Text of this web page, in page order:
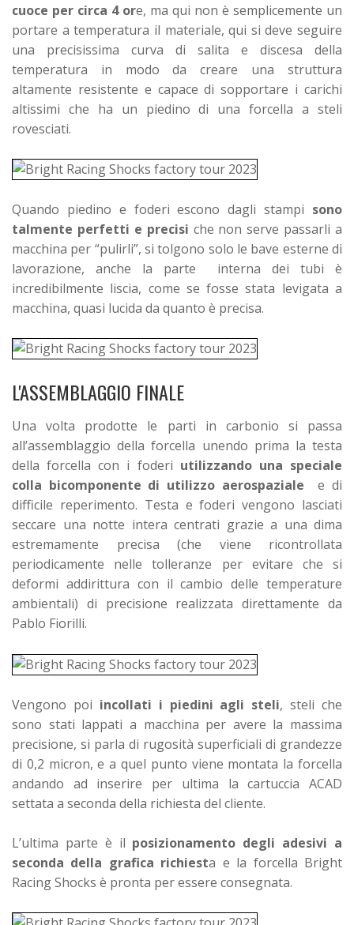
cuoce per circa 4 ore, ma qui non è semplicemente un
portare a temperatura il materiale, qui si deve seguire
una precisissima curva di salita e discesa della
temperatura in modo da creare una struttura
altamente resistente e capace di sopportare i carichi
altissimi che ha un piedino di una forcella a steli
rovesciati.
Quando piedino e foderi escono dagli stampi sono
talmente perfetti e precisi che non serve passarli a
macchina per “pulirli”, si tolgono solo le bave esterne di
lavorazione, anche la parte interna dei tubi è
incredibilmente liscia, come se fosse stata levigata a
macchina, quasi lucida da quanto è precisa.
L'ASSEMBLAGGIO FINALE
Una volta prodotte le parti in carbonio si passa
all’assemblaggio della forcella unendo prima la testa
della forcella con i foderi utilizzando una speciale
colla bicomponente di utilizzo aerospaziale e di
difficile reperimento. Testa e foderi vengono lasciati
seccare una notte intera centrati grazie a una dima
estremamente precisa (che viene ricontrollata
periodicamente nelle tolleranze per evitare che si
deformi addirittura con il cambio delle temperature
ambientali) di precisione realizzata direttamente da
Pablo Fiorilli.
Vengono poi incollati i piedini agli steli, steli che
sono stati lappati a macchina per avere la massima
precisione, si parla di rugosità superficiali di grandezze
di 0,2 micron, e a quel punto viene montata la forcella
andando ad inserire per ultima la cartuccia ACAD
settata a seconda della richiesta del cliente.
L’ultima parte è il posizionamento degli adesivi a
seconda della grafica richiesta e la forcella Bright
Racing Shocks è pronta per essere consegnata.